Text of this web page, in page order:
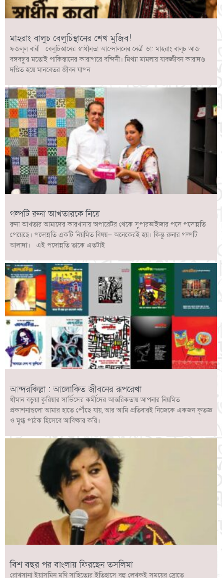
মাহরাং বালুচ বেলুচিস্থানের শেখ মুজিব!
ফজলুল বারী বেলুচিস্তানের স্বাধীনতা আন্দোলনের নেত্রী ডা: মাহরাং বালুচ আজ
বঙ্গবন্ধুর মতোই পাকিস্তানের কারাগারে বন্দিনী। মিথ্যা মামলায় যাবজ্জীবন কারাদণ্ড
দণ্ডিত হয়ে মানবেতর জীবন যাপন
গল্পটি রুনা আখতারকে নিয়ে
রুনা আখতার আমাদের কারখানায় অপারেটর থেকে সুপারভাইজার পদে পদোন্নতি
পেয়েছে। পদোন্নতি একটি নিয়মিত বিষয়— অনেকেরই হয়। কিন্তু রুনার গল্পটি
আলাদা। এই পদোন্নতি তাকে এতটাই
আন্দরকিল্লা : আলোকিত জীবনের রূপরেখা
ধীমান বড়ুয়া কুরিয়ার সার্ভিসের কর্মীদের আন্তরিকতায় আপনার নিয়মিত
প্রকাশনাগুলো আমার হাতে পৌঁছে যায়, আর আমি প্রতিবারই নিজেকে একজন কৃতজ্ঞ
ও মুগ্ধ পাঠক হিসেবে আবিষ্কার করি।
বিশ বছর পর বাংলায় ফিরছেন তসলিমা
রোখসানা ইয়াসমিন মণি সাহিত্যের ইতিহাসে বহু লেখকই সময়ের স্রোতে